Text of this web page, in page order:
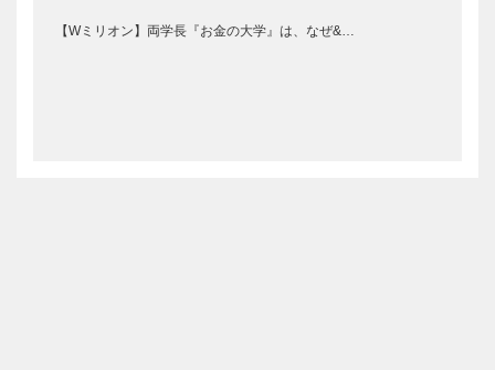
【Wミリオン】両学長『お金の大学』は、なぜ&…